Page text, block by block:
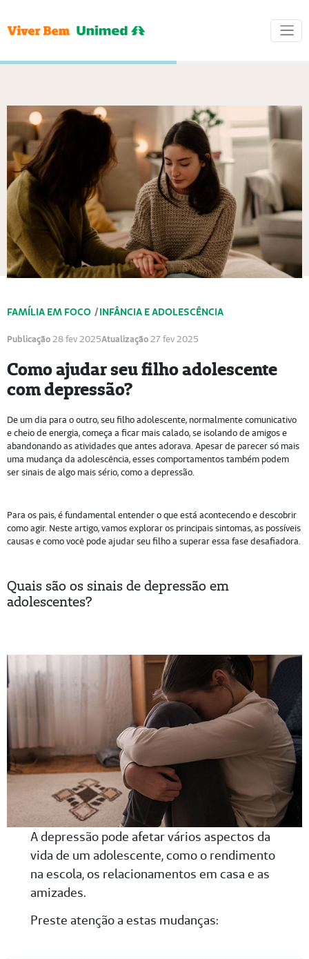
FAMÍLIA EM FOCO /INFÂNCIA E ADOLESCÊNCIA
Publicação28 fev 2025Atualização27 fev 2025
Como ajudar seu filho adolescente
com depressão?
De um dia para o outro, seu filho adolescente, normalmente comunicativo
e cheio de energia, começa a ficar mais calado, se isolando de amigos e
abandonando as atividades que antes adorava. Apesar de parecer só mais
uma mudança da adolescência, esses comportamentos também podem
ser sinais de algo mais sério, como a depressão.
Para os pais, é fundamental entender o que está acontecendo e descobrir
como agir. Neste artigo, vamos explorar os principais sintomas, as possíveis
causas e como você pode ajudar seu filho a superar essa fase desafiadora.
Quais são os sinais de depressão em
adolescentes?
A depressão pode afetar vários aspectos da
vida de um adolescente, como o rendimento
na escola, os relacionamentos em casa e as
amizades.
Preste atenção a estas mudanças: